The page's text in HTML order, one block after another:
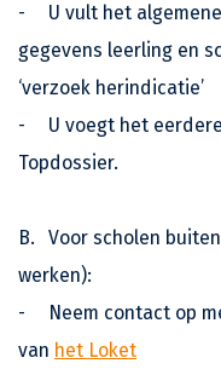
-
U vult het
gegevens leerling en
‘verzoek herindicatie’
-
U voegt het
Topdossier.
B.
Voor scholen
werken):
-
Neem contact op
van het Loket